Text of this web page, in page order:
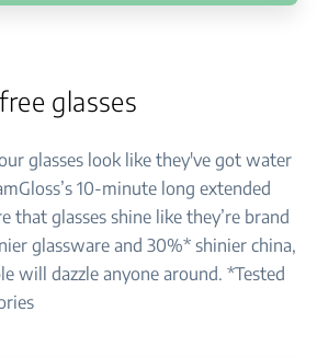
glasses
glasses look like they've got water
10-minute long extended
that glasses shine like they’re brand
glassware and 30%* shinier china,
will dazzle anyone around. *Tested